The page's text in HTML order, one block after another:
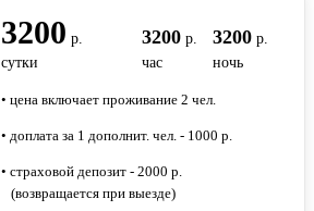
3200 р.
сутки
3200 р.
час
3200р.
ночь
• цена включает проживание 2 чел.
• доплата за 1 дополнит. чел. - 1000 р.
• страховой депозит - 2000 р.
(возвращается при выезде)